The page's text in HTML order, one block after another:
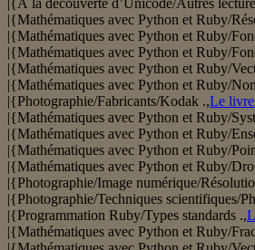
|{Mathématiques avec Python et Ruby/
|{Mathématiques avec Python et Ruby/
|{Mathématiques avec Python et Ruby/
|{Mathématiques avec Python et Ruby/
|{Mathématiques avec Python et Ruby/
|{Photographie/Fabricants/Kodak .,Le livre
|{Mathématiques avec Python et Ruby/
|{Mathématiques avec Python et Ruby/
|{Mathématiques avec Python et Ruby/
|{Mathématiques avec Python et Ruby/
|{Photographie/Image numérique/
|{Photographie/Techniques scientifiques/
|{Programmation Ruby/Types standards .,
|{Mathématiques avec Python et Ruby/